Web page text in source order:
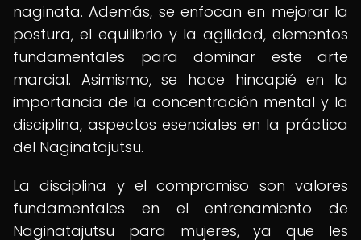
naginata. Además, se enfocan en mejorar la
postura, el equilibrio y la agilidad, elementos
fundamentales para dominar este arte
marcial. Asimismo, se hace hincapié en la
importancia de la concentración mental y la
disciplina, aspectos esenciales en la práctica
del Naginatajutsu.
La disciplina y el compromiso son valores
fundamentales en el entrenamiento de
Naginatajutsu para mujeres, ya que les